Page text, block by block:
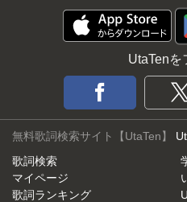
UtaTenを
無料歌詞検索サイト【UtaTen】
歌詞検索
マイページ
歌詞ランキング